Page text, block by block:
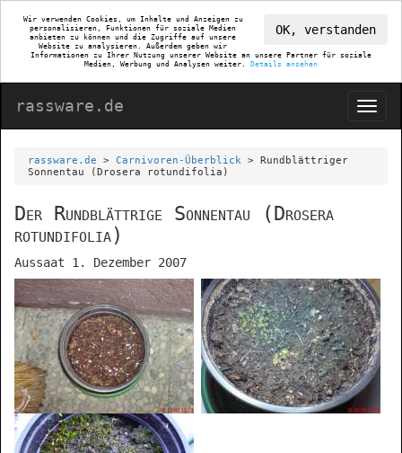
OK, verstanden
Wir verwenden Cookies, um Inhalte und Anzeigen zu
personalisieren, Funktionen für soziale Medien
anbieten zu können und die Zugriffe auf unsere
Website zu analysieren. Außerdem geben wir
Informationen zu Ihrer Nutzung unserer Website an unsere Partner für soziale
Medien, Werbung und Analysen weiter. Details ansehen
rassware.de
rassware.de > Carnivoren-Überblick > Rundblättriger
Sonnentau (Drosera rotundifolia)
Der Rundblättrige Sonnentau (Drosera
rotundifolia)
Aussaat 1. Dezember 2007